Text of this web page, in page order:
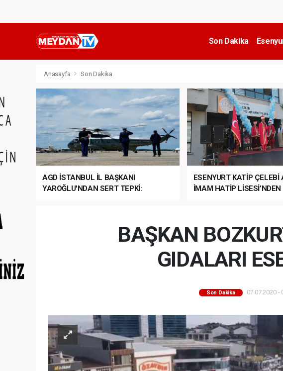
Son Dakika
Anasayfa Son Dakika
AGD İSTANBUL İL BAŞKANI
YAROĞLU'NDAN SERT TEPKİ:
ESENYURT KATİP ÇELEBİ
İMAM HATİP LİSESİ’NDEN
BAŞKAN
GIDALARI
Son Dakika 07.07.2020 -